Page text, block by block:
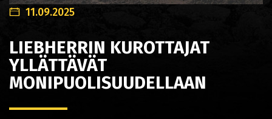
11.09.2025
LIEBHERRIN KUROTTAJAT
YLLÄTTÄVÄT
MONIPUOLISUUDELLAAN